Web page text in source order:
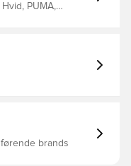
PUMA,
brands